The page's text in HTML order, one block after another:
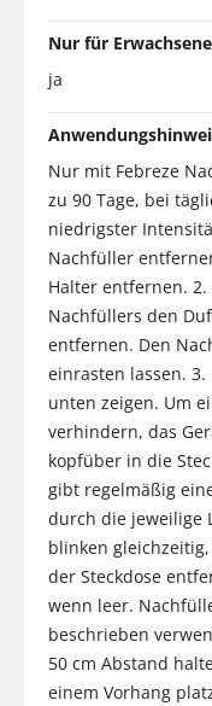
Nur für Erwachsene
ja
Nur mit Febreze
zu 90 Tage, bei
niedrigster
Nachfüller
Halter entfernen.
Nachfüllers den
entfernen. Den
einrasten lassen.
unten zeigen. Um
verhindern, das
kopfüber in die
gibt regelmäßig
durch die jeweilige
blinken
der Steckdose
wenn leer.
beschrieben
50 cm Abstand
einem Vorhang